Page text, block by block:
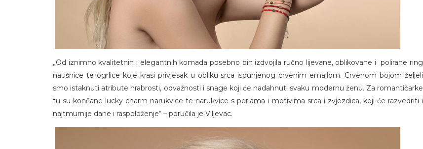
„Od iznimno kvalitetnih i elegantnih komada posebno bih izdvojila ručno lijevane, oblikovane i polirane ring
naušnice te ogrlice koje krasi privjesak u obliku srca ispunjenog crvenim emajlom. Crvenom bojom željeli
smo istaknuti atribute hrabrosti, odvažnosti i snage koji će nadahnuti svaku modernu ženu. Za romantičarke
tu su končane lucky charm narukvice te narukvice s perlama i motivima srca i zvjezdica, koji će razvedriti i
najtmurnije dane i raspoloženje“ – poručila je Viljevac.